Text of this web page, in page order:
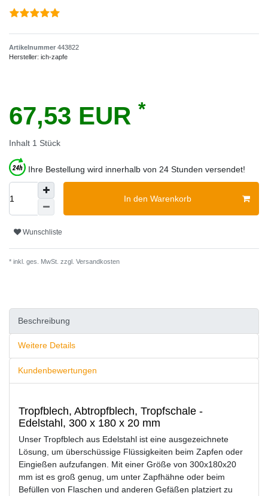
Artikelnummer 443822
Hersteller: ich-zapfe
67,53 EUR *
Inhalt 1 Stück
Ihre Bestellung wird innerhalb von 24 Stunden versendet!
In den Warenkorb
Wunschliste
* inkl. ges. MwSt. zzgl. Versandkosten
Beschreibung
Weitere Details
Kundenbewertungen
Tropfblech, Abtropfblech, Tropfschale -
Edelstahl, 300 x 180 x 20 mm
Unser Tropfblech aus Edelstahl ist eine ausgezeichnete
Lösung, um überschüssige Flüssigkeiten beim Zapfen oder
Eingießen aufzufangen. Mit einer Größe von 300x180x20
mm ist es groß genug, um unter Zapfhähne oder beim
Befüllen von Flaschen und anderen Gefäßen platziert zu